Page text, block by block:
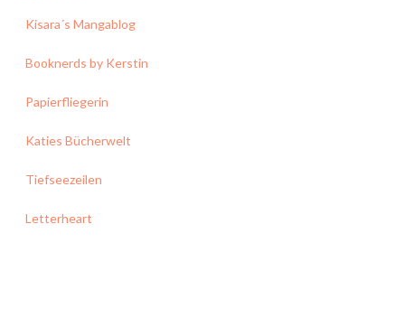
Kisara´s Mangablog
Booknerds by Kerstin
Papierfliegerin
Katies Bücherwelt
Tiefseezeilen
Letterheart